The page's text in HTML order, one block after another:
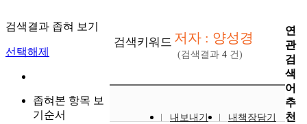
검색결과 좁혀 보기
선택해제
좁혀본 항목 보
기순서
검색키워드 저자 : 양성경
(검색결과 4 건)
내보내기
내책장담기
연
관
검
색
어
추
천